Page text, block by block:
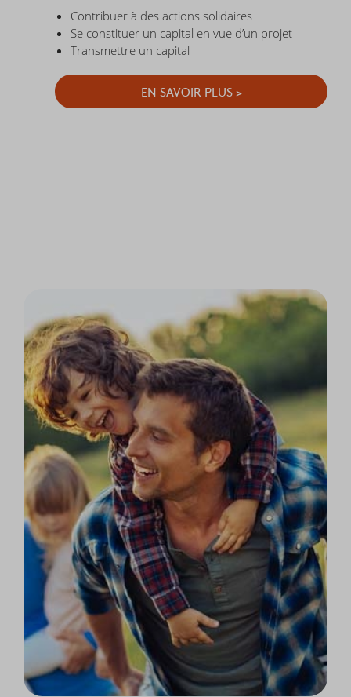
Contribuer à des actions solidaires
Se constituer un capital en vue d’un projet
Transmettre un capital
EN SAVOIR PLUS >